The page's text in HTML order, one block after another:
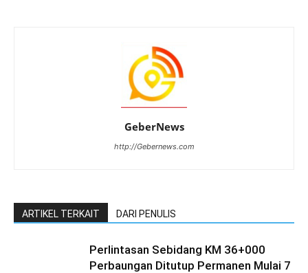
GeberNews
http://Gebernews.com
ARTIKEL TERKAIT DARI PENULIS
Perlintasan Sebidang KM 36+000
Perbaungan Ditutup Permanen Mulai 7